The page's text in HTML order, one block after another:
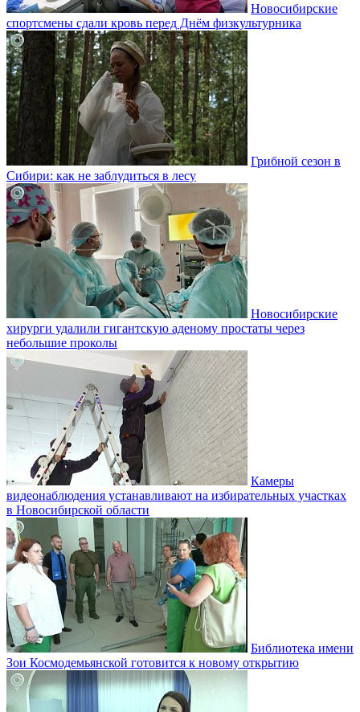
Новосибирские
спортсмены сдали кровь перед Днём физкультурника
Грибной сезон в
Сибири: как не заблудиться в лесу
Новосибирские
хирурги удалили гигантскую аденому простаты через
небольшие проколы
Камеры
видеонаблюдения устанавливают на избирательных участках
в Новосибирской области
Библиотека имени
Зои Космодемьянской готовится к новому открытию